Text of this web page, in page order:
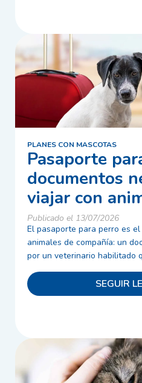
PLANES CON MASCOTAS
Pasaporte
documentos
viajar con
Publicado el 13/07/2026
El pasaporte para perro es
animales de compañía: un
por un veterinario habilitado
SEGUIR